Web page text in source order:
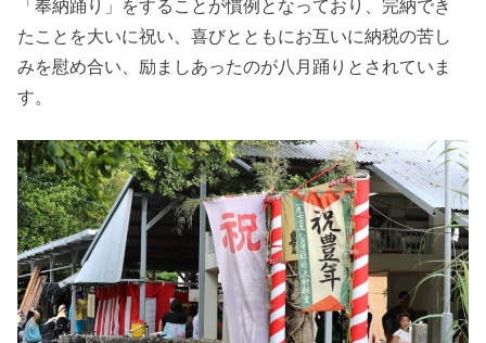
「奉納踊り」をすることが慣例となっており、完納でき
たことを大いに祝い、喜びとともにお互いに納税の苦し
みを慰め合い、励ましあったのが八月踊りとされていま
す。